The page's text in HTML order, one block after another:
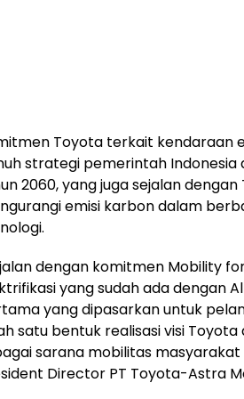
Toyota terkait kendaraan
strategi pemerintah Indonesia
2060, yang juga sejalan
emisi karbon dalam
dengan komitmen Mobility
yang sudah ada dengan
yang dipasarkan untuk
satu bentuk realisasi visi
sarana mobilitas
Director PT Toyota-Astra